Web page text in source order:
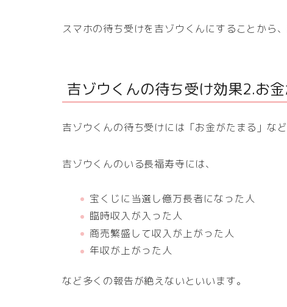
スマホの待ち受けを吉ゾウくんにすることから
吉ゾウくんの待ち受け効果2.お
吉ゾウくんの待ち受けには「お金がたまる」な
吉ゾウくんのいる長福寿寺には、
宝くじに当選し億万長者になった人
臨時収入が入った人
商売繁盛して収入が上がった人
年収が上がった人
など多くの報告が絶えないといいます。